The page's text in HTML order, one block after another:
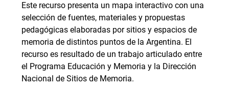
Este recurso presenta un mapa interactivo con una
selección de fuentes, materiales y propuestas
pedagógicas elaboradas por sitios y espacios de
memoria de distintos puntos de la Argentina. El
recurso es resultado de un trabajo articulado entre
el Programa Educación y Memoria y la Dirección
Nacional de Sitios de Memoria.